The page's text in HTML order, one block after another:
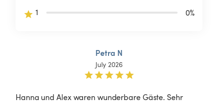
1
0%
Petra N
July 2026
Hanna und Alex waren wunderbare Gäste. Sehr